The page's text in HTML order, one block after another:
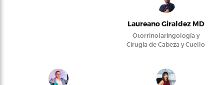
Laureano Giraldez MD
Otorrinolaringología y
Cirugía de Cabeza y Cuello